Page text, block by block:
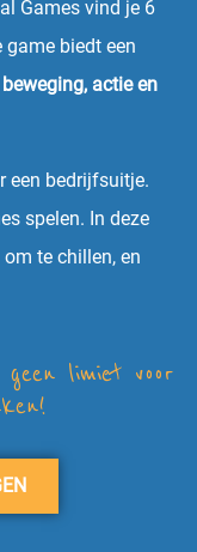
Games vind je 6
game biedt een
actie en
een bedrijfsuitje.
spelen. In deze
te chillen, en
limiet voor